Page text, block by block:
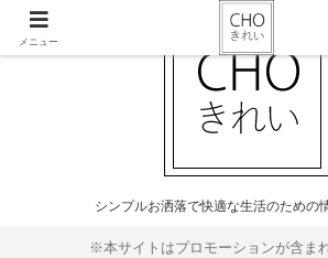
シンプルお洒落で快適な生活のための
※本サイトはプロモーションが含ま
メニュー